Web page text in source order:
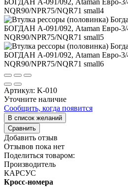
Артикул: K-010
Уточните наличие
Сообщить, когда появится
В список желаний
Сравнить
Добавить отзыв
Отзывов пока нет
Поделиться товаром:
Производитель
КАРСУС
Кросс-номера